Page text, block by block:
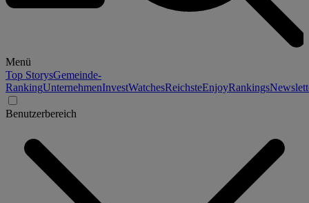
Menü
Top StorysGemeinde-
RankingUnternehmenInvestWatchesReichsteEnjoyRankings
Benutzerbereich